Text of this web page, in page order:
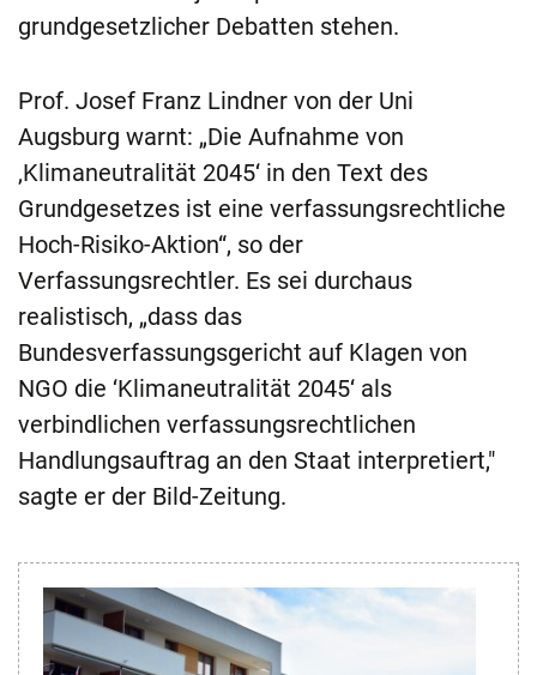
grundgesetzlicher Debatten stehen.
Prof. Josef Franz Lindner von der Uni
Augsburg warnt: „Die Aufnahme von
‚Klimaneutralität 2045‘ in den Text des
Grundgesetzes ist eine verfassungsrechtliche
Hoch-Risiko-Aktion“, so der
Verfassungsrechtler. Es sei durchaus
realistisch, „dass das
Bundesverfassungsgericht auf Klagen von
NGO die ‘Klimaneutralität 2045‘ als
verbindlichen verfassungsrechtlichen
Handlungsauftrag an den Staat interpretiert,"
sagte er der Bild-Zeitung.